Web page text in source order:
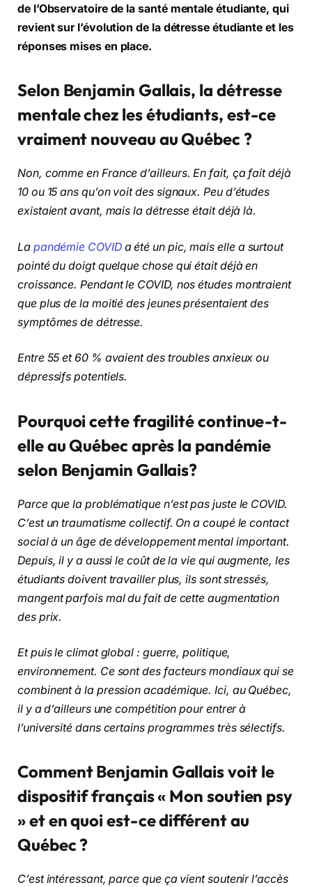
de l’Observatoire de la santé mentale étudiante, qui
revient sur l’évolution de la détresse étudiante et les
réponses mises en place.
Selon Benjamin Gallais, la détresse
mentale chez les étudiants, est-ce
vraiment nouveau au Québec ?
Non, comme en France d’ailleurs. En fait, ça fait déjà
10 ou 15 ans qu’on voit des signaux. Peu d’études
existaient avant, mais la détresse était déjà là.
La pandémie COVIDa été un pic, mais elle a surtout
pointé du doigt quelque chose qui était déjà en
croissance. Pendant le COVID, nos études montraient
que plus de la moitié des jeunes présentaient des
symptômes de détresse.
Entre 55 et 60 % avaient des troubles anxieux ou
dépressifs potentiels.
Pourquoi cette fragilité continue-t-
elle au Québec après la pandémie
selon Benjamin Gallais?
Parce que la problématique n’est pas juste le COVID.
C’est un traumatisme collectif. On a coupé le contact
social à un âge de développement mental important.
Depuis, il y a aussi le coût de la vie qui augmente, les
étudiants doivent travailler plus, ils sont stressés,
mangent parfois mal du fait de cette augmentation
des prix.
Et puis le climat global : guerre, politique,
environnement. Ce sont des facteurs mondiaux qui se
combinent à la pression académique. Ici, au Québec,
il y a d’ailleurs une compétition pour entrer à
l’université dans certains programmes très sélectifs.
Comment Benjamin Gallais voit le
dispositif français « Mon soutien psy
» et en quoi est-ce différent au
Québec ?
C’est intéressant, parce que ça vient soutenir l’accès